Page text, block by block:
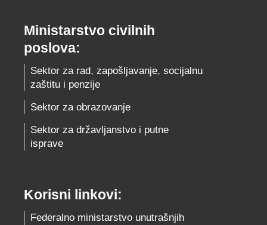
Ministarstvo civilnih
poslova:
Sektor za rad, zapošljavanje, socijalnu
zaštitu i penzije
Sektor za obrazovanje
Sektor za državljanstvo i putne
isprave
Korisni linkovi:
Federalno ministarstvo unutrašnjih